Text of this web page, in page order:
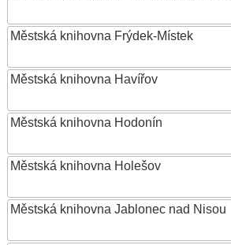
Městská knihovna Frýdek-Místek
Městská knihovna Havířov
Městská knihovna Hodonín
Městská knihovna Holešov
Městská knihovna Jablonec nad Nisou